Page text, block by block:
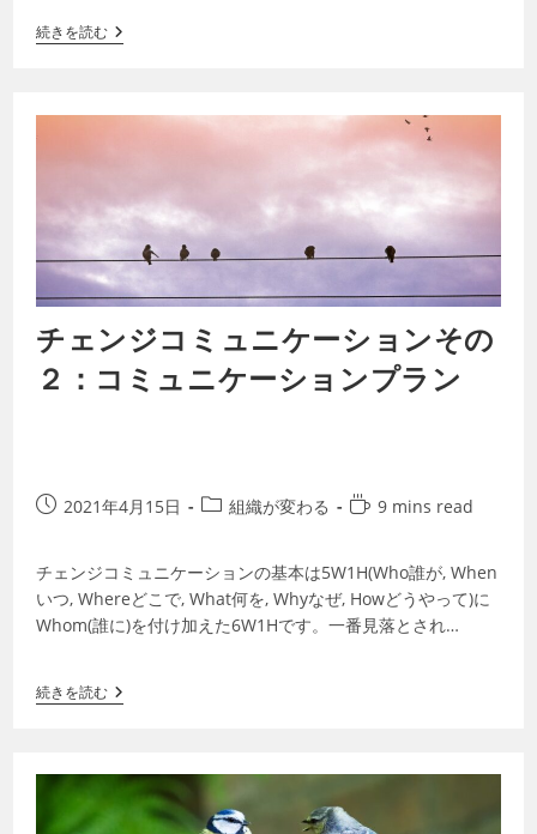
続きを読む
チェンジコミュニケーションその
２：コミュニケーションプラン
2021年4月15日 組織が変わる 9 mins read
チェンジコミュニケーションの基本は5W1H(Who誰が, When
いつ, Whereどこで, What何を, Whyなぜ, Howどうやって)に
Whom(誰に)を付け加えた6W1Hです。一番見落とされ…
続きを読む